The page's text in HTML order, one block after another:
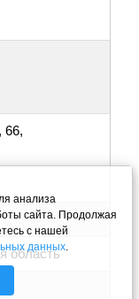
66,
область
анализа
сайта. Продолжая
с нашей
данных.